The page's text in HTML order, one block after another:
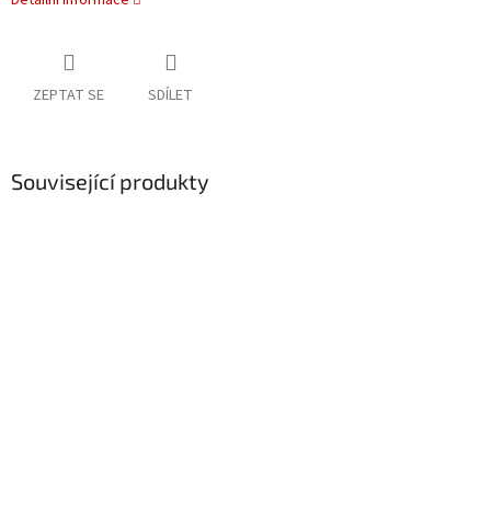
ZEPTAT SE SDÍLET
Související produkty